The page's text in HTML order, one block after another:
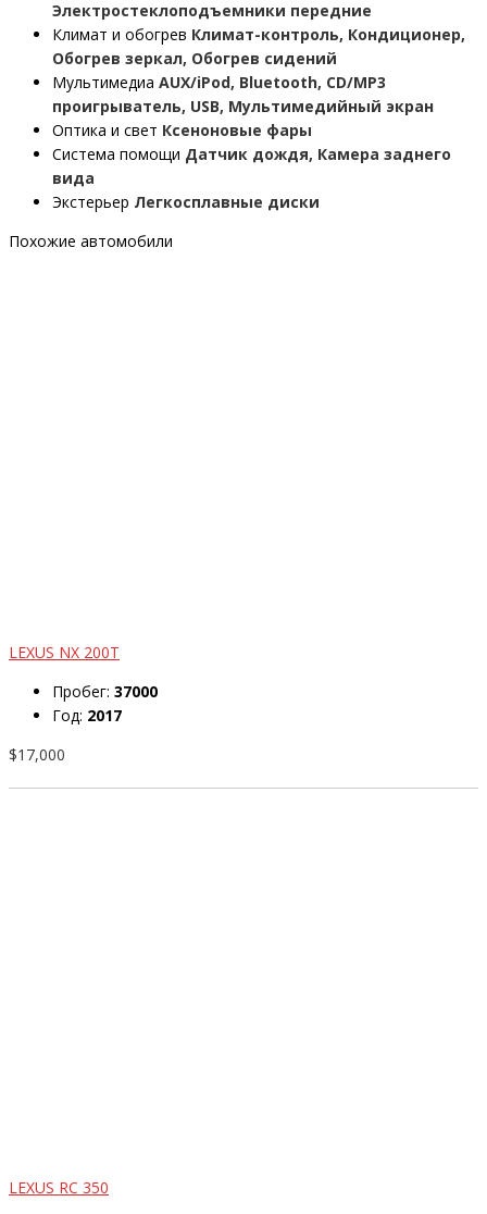
Электростеклоподъемники передние
Климат и обогрев Климат-контроль, Кондиционер,
Обогрев зеркал, Обогрев сидений
Мультимедиа AUX/iPod, Bluetooth, CD/MP3
проигрыватель, USB, Мультимедийный экран
Оптика и свет Ксеноновые фары
Система помощи Датчик дождя, Камера заднего
вида
Экстерьер Легкосплавные диски
Похожие автомобили
LEXUS NX 200T
Пробег: 37000
Год: 2017
$17,000
LEXUS RC 350